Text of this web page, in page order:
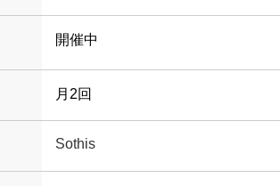
開催中
月2回
Sothis